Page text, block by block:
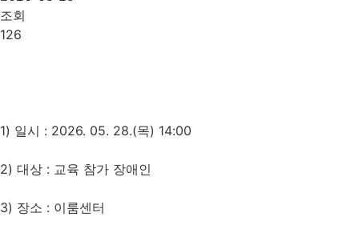
조회
126
1) 일시 : 2026. 05. 28.(목) 14:00
2) 대상 : 교육 참가 장애인
3) 장소 : 이룸센터